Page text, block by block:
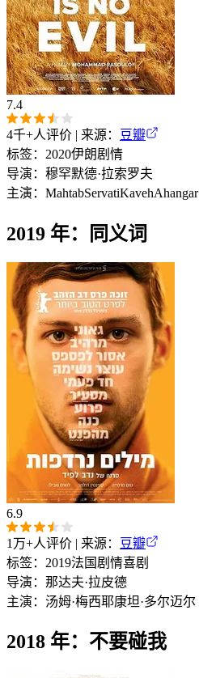
7.4
4千+人评价 | 来源：
豆瓣
标签： 2020伊朗剧情
导演： 穆罕默德·拉索罗夫
主演： MahtabServatiKavehAhangar
2019 年：同义词
6.9
1万+人评价 | 来源：
豆瓣
标签： 2019法国 剧情喜剧
导演： 那达夫·拉皮德
主演： 汤姆·梅西耶康坦·多尔迈尔
2018 年：不要碰我